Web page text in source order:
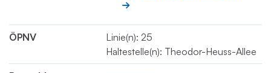
ÖPNV
Linie(n): 25
Haltestelle(n): Theodor-Heuss-Allee